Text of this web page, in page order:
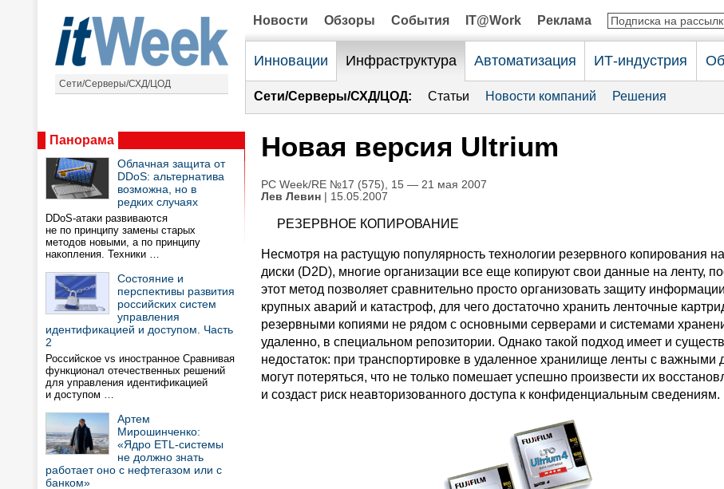
Сети/Серверы/СХД/ЦОД
Новости Обзоры События IT@Work Реклама
Инновации Инфраструктура Автоматизация ИТ-индустрия
Сети/Серверы/СХД/ЦОД: Статьи Новости компаний Решения
Панорама
Облачная защита от
DDoS: альтернатива
возможна, но в
редких случаях
DDoS-атаки развиваются
не по принципу замены старых
методов новыми, а по принципу
накопления. Техники …
Состояние и
перспективы развития
российских систем
управления
идентификацией и доступом. Часть
2
Российское vs иностранное Сравнивая
функционал отечественных решений
для управления идентификацией
и доступом …
Артем
Мирошинченко:
«Ядро ETL-системы
не должно знать
работает оно с нефтегазом или с
банком»
Новая версия Ultrium
PC Week/RE №17 (575), 15 — 21 мая 2007
Лев Левин | 15.05.2007
РЕЗЕРВНОЕ КОПИРОВАНИЕ
Несмотря на растущую популярность технологии резервного копирования
диски (D2D), многие организации все еще копируют свои данные на ленту,
этот метод позволяет сравнительно просто организовать защиту
крупных аварий и катастроф, для чего достаточно хранить ленточные
резервными копиями не рядом с основными серверами и системами
удаленно, в специальном репозитории. Однако такой подход имеет и
недостаток: при транспортировке в удаленное хранилище ленты с важными
могут потеряться, что не только помешает успешно произвести их
и создаст риск неавторизованного доступа к конфиденциальным сведениям.